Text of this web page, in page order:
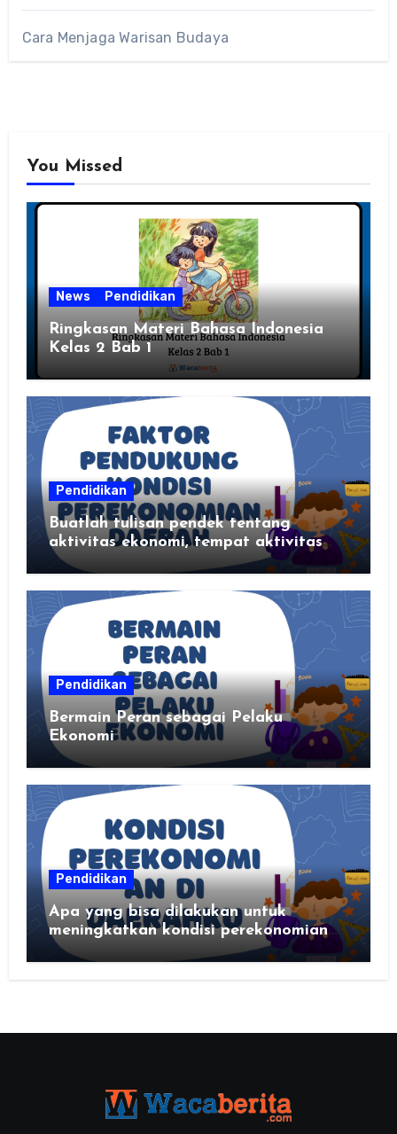
Cara Menjaga Warisan Budaya
You Missed
News Pendidikan
Ringkasan Materi Bahasa Indonesia
Kelas 2 Bab 1
Pendidikan
Buatlah tulisan pendek tentang
aktivitas ekonomi, tempat aktivitas
ekonomi, dan hasil produksi daerah
kalian
Pendidikan
Bermain Peran sebagai Pelaku
Ekonomi
Pendidikan
Apa yang bisa dilakukan untuk
meningkatkan kondisi perekonomian
daerahku?